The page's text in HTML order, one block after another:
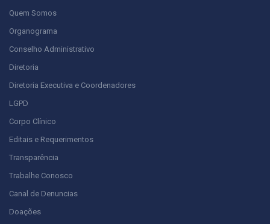
Quem Somos
Organograma
Conselho Administrativo
Diretoria
Diretoria Executiva e Coordenadores
LGPD
Corpo Clínico
Editais e Requerimentos
Transparência
Trabalhe Conosco
Canal de Denuncias
Doações